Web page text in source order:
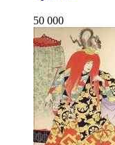
50 000